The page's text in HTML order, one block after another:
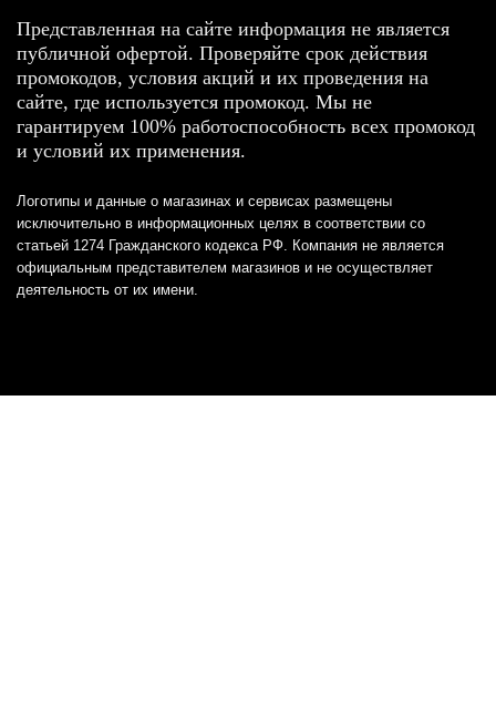
Представленная на сайте информация не является
публичной офертой. Проверяйте срок действия
промокодов, условия акций и их проведения на
сайте, где используется промокод. Мы не
гарантируем 100% работоспособность всех промокод
и условий их применения.
Логотипы и данные о магазинах и сервисах размещены
исключительно в информационных целях в соответствии со
статьей 1274 Гражданского кодекса РФ. Компания не является
официальным представителем магазинов и не осуществляет
деятельность от их имени.